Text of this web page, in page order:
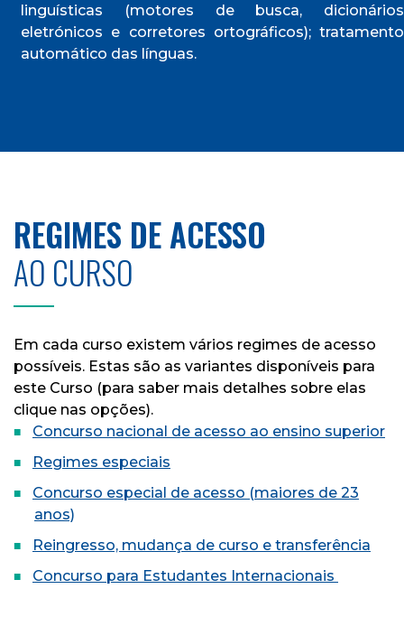
linguísticas (motores de busca, dicionários
eletrónicos e corretores ortográficos); tratamento
automático das línguas.
REGIMES DE ACESSO
AO CURSO
Em cada curso existem vários regimes de acesso
possíveis. Estas são as variantes disponíveis para
este Curso (para saber mais detalhes sobre elas
clique nas opções).
Concurso nacional de acesso ao ensino superior
Regimes especiais
Concurso especial de acesso (maiores de 23
anos)
Reingresso, mudança de curso e transferência
Concurso para Estudantes Internacionais